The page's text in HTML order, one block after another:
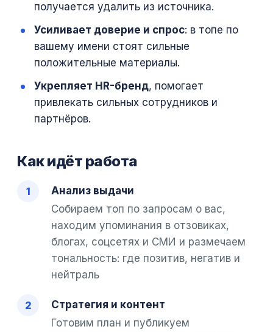
получается удалить из источника.
Усиливает доверие и спрос: в топе по
вашему имени стоят сильные
положительные материалы.
Укрепляет HR-бренд, помогает
привлекать сильных сотрудников и
партнёров.
Как идёт работа
Анализ выдачи
Собираем топ по запросам о вас,
находим упоминания в отзовиках,
блогах, соцсетях и СМИ и размечаем
тональность: где позитив, негатив и
нейтраль
Стратегия и контент
Готовим план и публикуем